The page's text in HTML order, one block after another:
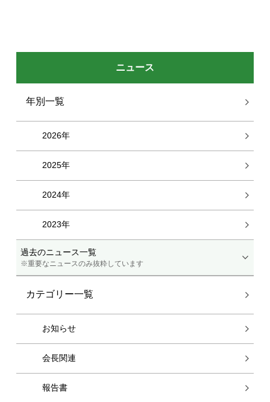
ニュース
年別一覧
過去のニュース一覧
※重要なニュースのみ抜粋しています
2026年
2025年
2024年
2023年
カテゴリー一覧
お知らせ
会長関連
報告書